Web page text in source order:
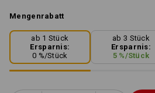
Mengenrabatt
ab 1 Stück
Ersparnis:
0 %/Stück
ab 3 Stück
Ersparnis:
5%/Stück